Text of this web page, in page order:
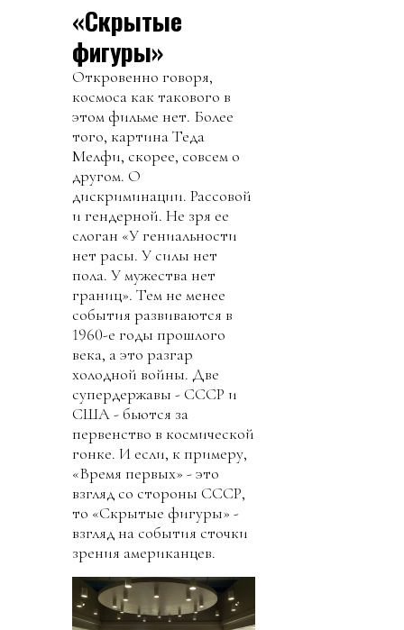
«Скрытые
фигуры»
Откровенно говоря,
космоса как такового в
этом фильме нет. Более
того, картина Теда
Мелфи, скорее, совсем о
другом. О
дискриминации. Рассовой
и гендерной. Не зря ее
слоган «У гениальности
нет расы. У силы нет
пола. У мужества нет
границ». Тем не менее
события развиваются в
1960-е годы прошлого
века, а это разгар
холодной войны. Две
супердержавы - СССР и
США - бьются за
первенство в космической
гонке. И если, к примеру,
«Время первых» - это
взгляд со стороны СССР,
то «Скрытые фигуры» -
взгляд на события сточки
зрения американцев.